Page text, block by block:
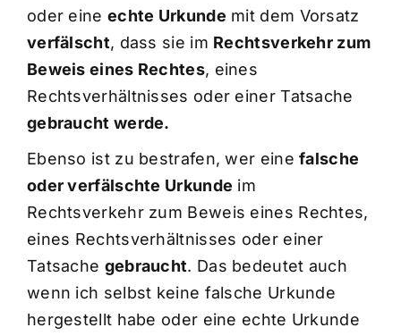
oder eine echte Urkunde mit dem Vorsatz
verfälscht, dass sie im Rechtsverkehr zum
Beweis eines Rechtes, eines
Rechtsverhältnisses oder einer Tatsache
gebraucht werde.
Ebenso ist zu bestrafen, wer einefalsche
oder verfälschte Urkunde im
Rechtsverkehr zum Beweis eines Rechtes,
eines Rechtsverhältnisses oder einer
Tatsache gebraucht. Das bedeutet auch
wenn ich selbst keine falsche Urkunde
hergestellt habe oder eine echte Urkunde